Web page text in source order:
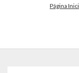
Página